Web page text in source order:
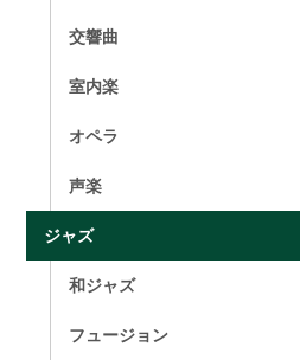
交響曲
室内楽
オペラ
声楽
ジャズ
和ジャズ
フュージョン